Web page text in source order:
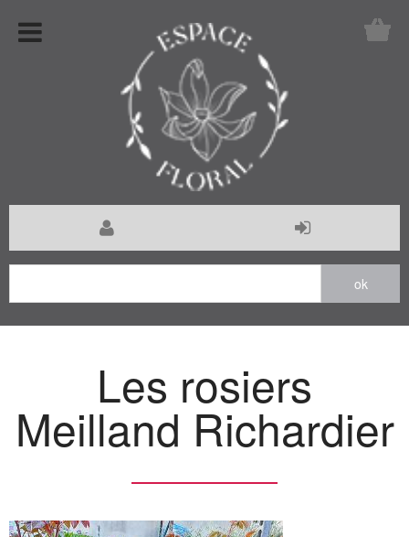
Les rosiers
Meilland Richardier